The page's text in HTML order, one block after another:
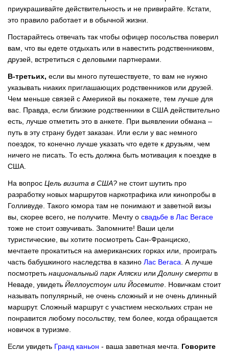
приукрашивайте действительность и не привирайте. Кстати,
это правило работает и в обычной жизни.
Постарайтесь отвечать так чтобы офицер посольства поверил
вам, что вы едете отдыхать или в навестить родственниковм,
друзей, встретиться с деловыми партнерами.
В-третьих, если вы много путешествуете, то вам не нужно
указывать ниаких приглашающих родственников или друзей.
Чем меньше связей с Америкой вы покажете, тем лучше для
вас. Правда, если близкие родственники в США действительно
есть, лучше отметить это в анкете. При выявлении обмана –
путь в эту страну будет заказан. Или если у вас немного
поездок, то конечно лучше указать что едете к друзьям, чем
ничего не писать. То есть должна быть мотивация к поездке в
США.
На вопрос Цель визита в США? не стоит шутить про
разработку новых маршрутов наркотрафика или кинопробы в
Голливуде. Такого юмора там не понимают и заветной визы
вы, скорее всего, не получите. Мечту о свадьбе в Лас Вегасе
тоже не стоит озвучивать. Запомните! Ваши цели
туристические, вы хотите посмотреть Сан-Франциско,
мечтаете прокатиться на американских горках или, проиграть
часть бабушкиного наследства в казино Лас Вегаса. А лучше
посмотреть национальный парк Аляски илиДолину смерти в
Неваде, увидеть Йеллоустоун или Йосемите. Новичкам стоит
называть популярный, не очень сложный и не очень длинный
маршрут. Сложный маршрут с участием нескольких стран не
понравится любому посольству, тем более, когда обращается
новичок в туризме.
Если увидеть Гранд каньон - ваша заветная мечта. Говорите